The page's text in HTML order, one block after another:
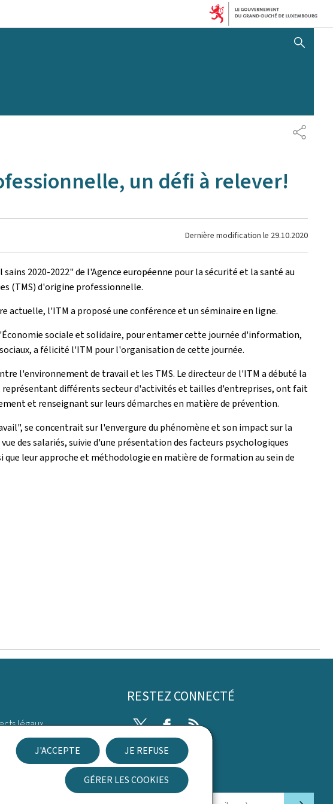
J'ACCEPTE JE REFUSE
GÉRER LES COOKIES
AFFICHER / MASQUER
un défi à relever!
Dernière modification le 29.10.2020
2020-2022" de l'Agence européenne pour la sécurité et la santé au
(TMS) d'origine professionnelle.
l'ITM a proposé une conférence et un séminaire en ligne.
sociale et solidaire, pour entamer cette journée d'information,
a félicité l'ITM pour l'organisation de cette journée.
l'environnement de travail et les TMS. Le directeur de l'ITM a débuté la
différents secteur d'activités et tailles d'entreprises, ont fait
et renseignant sur leurs démarches en matière de prévention.
se concentrait sur l'envergure du phénomène et son impact sur la
des salariés, suivie d'une présentation des facteurs psychologiques
leur approche et méthodologie en matière de formation au sein de
légaux
d'accessibilité
RESTEZ CONNECTÉ
TwitterFacebook
RSS
Newsletter